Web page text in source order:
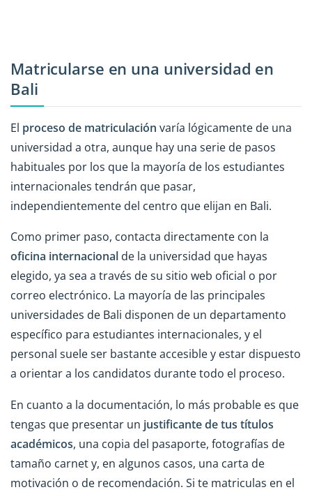
Matricularse en una universidad en
Bali
El proceso de matriculación varía lógicamente de una
universidad a otra, aunque hay una serie de pasos
habituales por los que la mayoría de los estudiantes
internacionales tendrán que pasar,
independientemente del centro que elijan en Bali.
Como primer paso, contacta directamente con la
oficina internacional de la universidad que hayas
elegido, ya sea a través de su sitio web oficial o por
correo electrónico. La mayoría de las principales
universidades de Bali disponen de un departamento
específico para estudiantes internacionales, y el
personal suele ser bastante accesible y estar dispuesto
a orientar a los candidatos durante todo el proceso.
En cuanto a la documentación, lo más probable es que
tengas que presentar un justificante de tus títulos
académicos, una copia del pasaporte, fotografías de
tamaño carnet y, en algunos casos, una carta de
motivación o de recomendación. Si te matriculas en el